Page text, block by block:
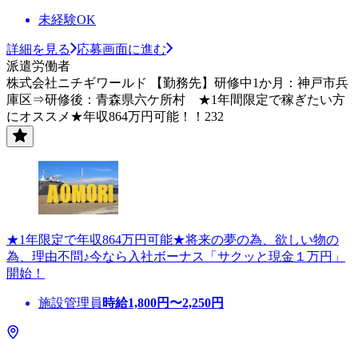
未経験OK
詳細を見る
応募画面に進む
派遣労働者
株式会社ニチギワールド 【勤務先】研修中1か月：神戸市兵
庫区⇒研修後：青森県六ケ所村 ★1年間限定で稼ぎたい方
にオススメ★年収864万円可能！！232
★1年限定で年収864万円可能★将来の夢の為、欲しい物の
為、理由不問♪今なら入社ボーナス「サクッと現金１万円」
開始！
施設管理員 時給1,800円〜2,250円